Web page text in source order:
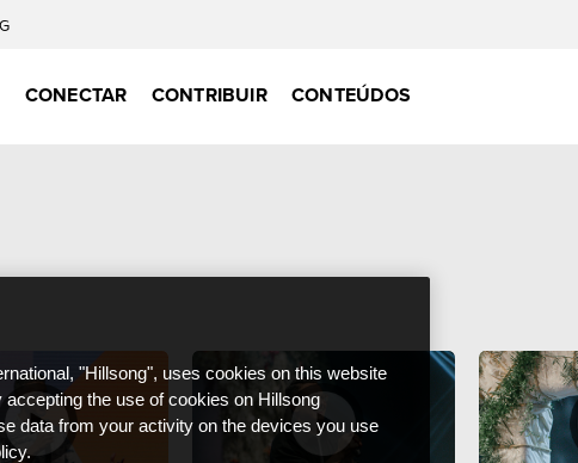
CONECTAR CONTRIBUIR CONTEÚDOS
"Hillsong", uses cookies on this website
the use of cookies on Hillsong
data from your activity on the devices you use